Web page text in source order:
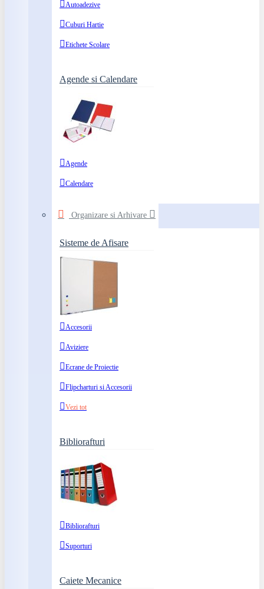
Autoadezive
Cuburi Hartie
Etichete Scolare
Agende si Calendare
Agende
Calendare
Organizare si Arhivare
Sisteme de Afisare
Accesorii
Aviziere
Ecrane de Proiectie
Flipcharturi si Accesorii
Vezi tot
Bibliorafturi
Bibliorafturi
Suporturi
Caiete Mecanice